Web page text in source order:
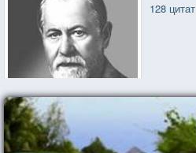
128 цитат